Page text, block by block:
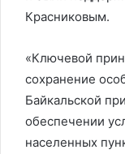
Красниковым.
«Ключевой
сохранение
Байкальской
обеспечении
населенных